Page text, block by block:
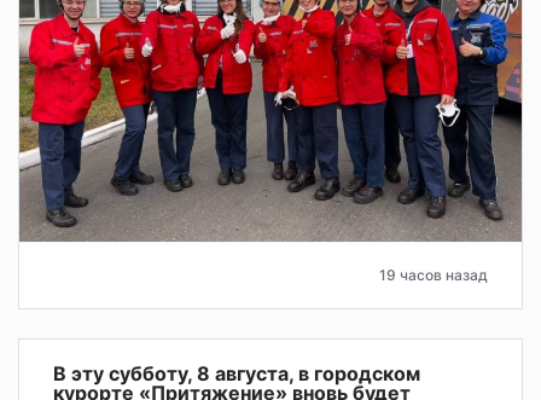
19 часов назад
В эту субботу, 8 августа, в городском
курорте «Притяжение» вновь будет